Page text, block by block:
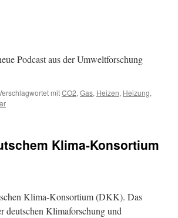
Podcast aus der Umweltforschung
mitCO2, Gas, Heizen, Heizung,
Klima-Konsortium
Klima-Konsortium (DKK). Das
deutschen Klimaforschung und